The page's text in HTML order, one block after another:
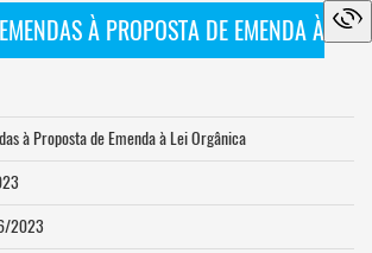
À PROPOSTA DE EMENDA À
à Proposta de Emenda à Lei Orgânica
2023